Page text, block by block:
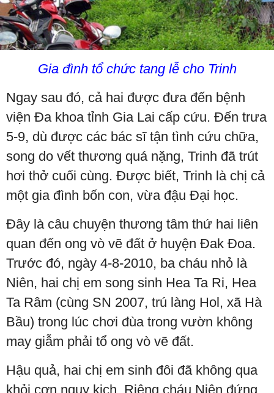
Gia đình tổ chức tang lễ cho Trinh
Ngay sau đó, cả hai được đưa đến bệnh
viện Đa khoa tỉnh Gia Lai cấp cứu. Đến trưa
5-9, dù được các bác sĩ tận tình cứu chữa,
song do vết thương quá nặng, Trinh đã trút
hơi thở cuối cùng. Được biết, Trinh là chị cả
một gia đình bốn con, vừa đậu Đại học.
Đây là câu chuyện thương tâm thứ hai liên
quan đến ong vò vẽ đất ở huyện Đak Đoa.
Trước đó, ngày 4-8-2010, ba cháu nhỏ là
Niên, hai chị em song sinh Hea Ta Ri, Hea
Ta Râm (cùng SN 2007, trú làng Hol, xã Hà
Bầu) trong lúc chơi đùa trong vườn không
may giẫm phải tổ ong vò vẽ đất.
Hậu quả, hai chị em sinh đôi đã không qua
khỏi cơn nguy kịch. Riêng cháu Niên đứng